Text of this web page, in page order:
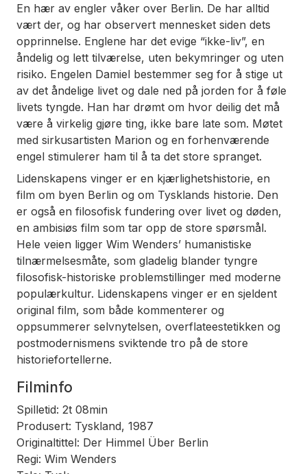
En hær av engler våker over Berlin. De har alltid
vært der, og har observert mennesket siden dets
opprinnelse. Englene har det evige “ikke-liv”, en
åndelig og lett tilværelse, uten bekymringer og uten
risiko. Engelen Damiel bestemmer seg for å stige ut
av det åndelige livet og dale ned på jorden for å føle
livets tyngde. Han har drømt om hvor deilig det må
være å virkelig gjøre ting, ikke bare late som. Møtet
med sirkusartisten Marion og en forhenværende
engel stimulerer ham til å ta det store spranget.
Lidenskapens vinger er en kjærlighetshistorie, en
film om byen Berlin og om Tysklands historie. Den
er også en filosofisk fundering over livet og døden,
en ambisiøs film som tar opp de store spørsmål.
Hele veien ligger Wim Wenders’ humanistiske
tilnærmelsesmåte, som gladelig blander tyngre
filosofisk-historiske problemstillinger med moderne
populærkultur. Lidenskapens vinger er en sjeldent
original film, som både kommenterer og
oppsummerer selvnytelsen, overflateestetikken og
postmodernismens sviktende tro på de store
historiefortellerne.
Filminfo
Spilletid: 2t 08min
Produsert: Tyskland, 1987
Originaltittel: Der Himmel Über Berlin
Regi: Wim Wenders